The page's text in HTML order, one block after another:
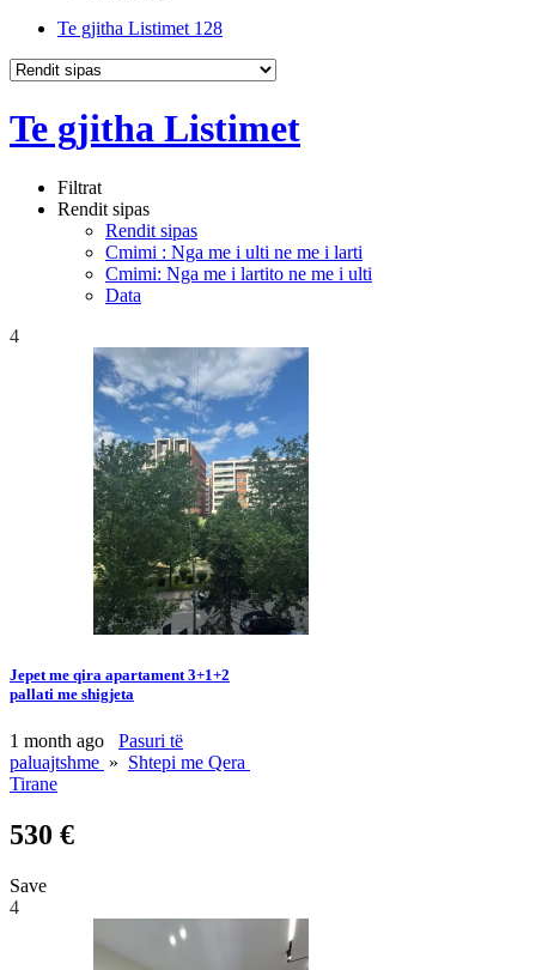
Te gjitha Listimet 128
Te gjitha Listimet
Filtrat
Rendit sipas
Rendit sipas
Cmimi : Nga me i ulti ne me i larti
Cmimi: Nga me i lartito ne me i ulti
Data
4
Jepet me qira apartament 3+1+2
pallati me shigjeta
1 month ago
Pasuri të
paluajtshme » Shtepi me Qera
Tirane
530 €
Save
4